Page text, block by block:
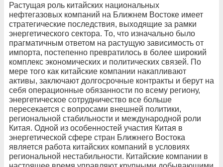
Растущая роль китайских национальных
нефтегазовых компаний на Ближнем Востоке имеет
стратегические последствия, выходящие за рамки
энергетического сектора. То, что изначально было
прагматичным ответом на растущую зависимость от
импорта, постепенно превратилось в более широкий
комплекс экономических и политических связей. По
мере того как китайские компании накапливают
активы, заключают долгосрочные контракты и берут на
себя операционные обязанности по всему региону,
энергетическое сотрудничество все больше
пересекается с вопросами внешней политики,
региональной стабильности и международной роли
Китая. Одной из особенностей участия Китая в
энергетической сфере стран Ближнего Востока
является работа китайских компаний в условиях
региональной нестабильности. Китайские компании в